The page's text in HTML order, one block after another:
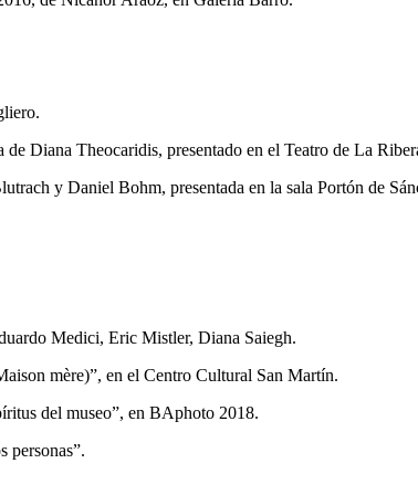
Diana Theocaridis, presentado en el Teatro de La
y Daniel Bohm, presentada en la sala Portón de
Medici, Eric Mistler, Diana Saiegh.
mère)”, en el Centro Cultural San Martín.
del museo”, en BAphoto 2018.
personas”.